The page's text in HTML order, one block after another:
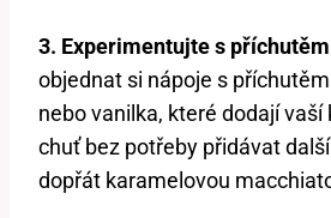
3. Experimentujte s
objednat si nápoje s
nebo vanilka, které dodají vaší
chuť bez potřeby přidávat
dopřát karamelovou